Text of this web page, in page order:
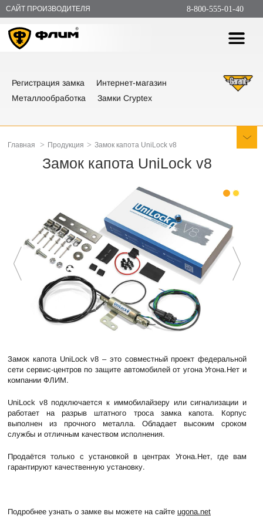
САЙТ ПРОИЗВОДИТЕЛЯ 8-800-555-01-40
Регистрация замка
Интернет-магазин
Металлообработка
Замки Cryptex
Главная > Продукция > Замок капота UniLock v8
Замок капота UniLock v8
Замок капота UniLock v8 – это совместный проект федеральной
сети сервис-центров по защите автомобилей от угона Угона.Нет и
компании ФЛИМ.
UniLock v8 подключается к иммобилайзеру или сигнализации и
работает на разрыв штатного троса замка капота. Корпус
выполнен из прочного металла. Обладает высоким сроком
службы и отличным качеством исполнения.
Продаётся только с установкой в центрах Угона.Нет, где вам
гарантируют качественную установку.
Подробнее узнать о замке вы можете на сайте ugona.net